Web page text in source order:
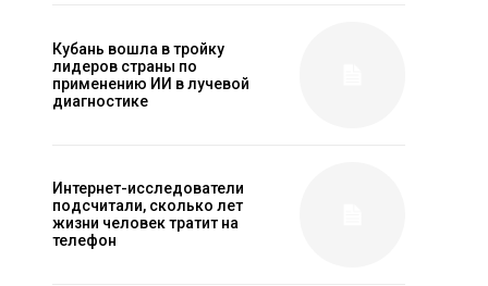
Кубань вошла в тройку
лидеров страны по
применению ИИ в лучевой
диагностике
Интернет-исследователи
подсчитали, сколько лет
жизни человек тратит на
телефон